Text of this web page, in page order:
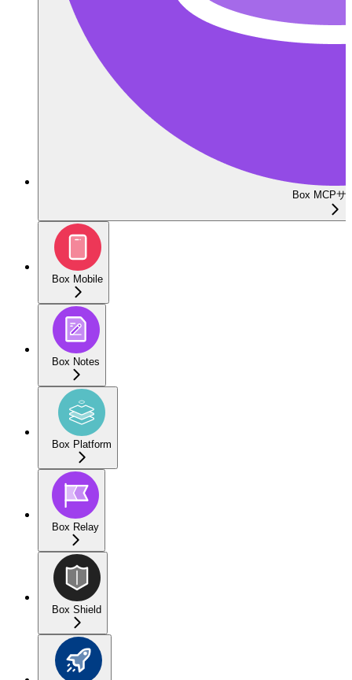
Box MCPサ
Box Mobile
Box Notes
Box Platform
Box Relay
Box Shield